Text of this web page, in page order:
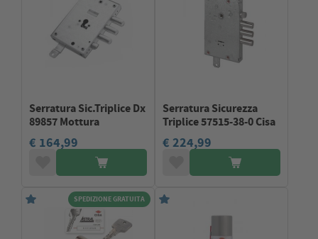
Serratura Sic.Triplice Dx
89857 Mottura
€ 164,99
Serratura Sicurezza
Triplice 57515-38-0 Cisa
€ 224,99
SPEDIZIONE GRATUITA